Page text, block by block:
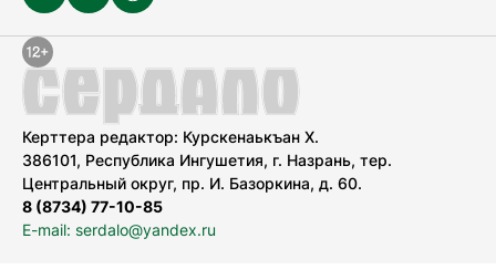
Керттера редактор: Курскенаькъан Х.
386101, Республика Ингушетия, г. Назрань, тер.
Центральный округ, пр. И. Базоркина, д. 60.
8 (8734) 77-10-85
E-mail: serdalo@yandex.ru